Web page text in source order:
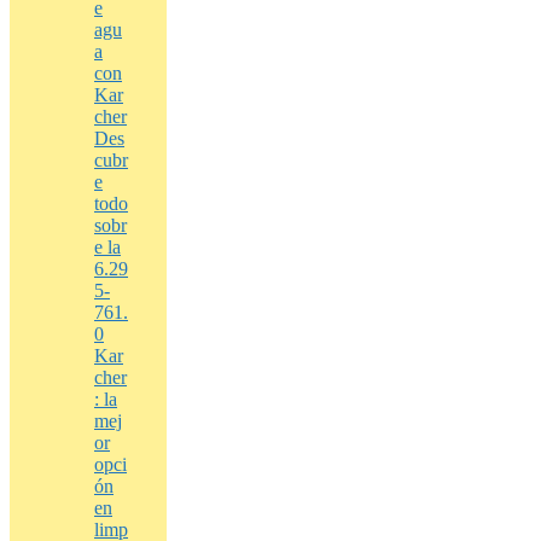
e
agu
a
con
Kar
cher
Des
cubr
e
todo
sobr
e la
6.29
5-
761.
0
Kar
cher
: la
mej
or
opci
ón
en
limp